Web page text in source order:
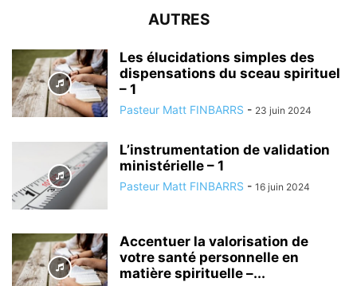
AUTRES
Les élucidations simples des
dispensations du sceau spirituel
– 1
Pasteur Matt FINBARRS - 23 juin 2024
L’instrumentation de validation
ministérielle – 1
Pasteur Matt FINBARRS - 16 juin 2024
Accentuer la valorisation de
votre santé personnelle en
matière spirituelle –...